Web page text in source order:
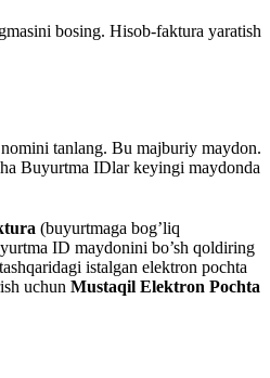
bosing. Hisob-faktura yaratish
tanlang. Bu majburiy maydon.
Buyurtma IDlar keyingi maydonda
(buyurtmaga bog’liq
ID maydonini bo’sh qoldiring
istalgan elektron pochta
uchun Mustaqil Elektron Pochta